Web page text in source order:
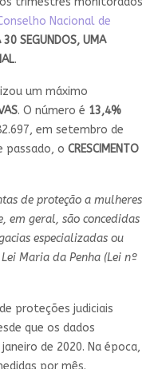
Nacional de
30 SEGUNDOS, UMA
.
um máximo
. O número é 13,4%
em setembro de
passado, o CRESCIMENTO
de proteção a mulheres
em geral, são concedidas
especializadas ou
Maria da Penha (Lei nº
proteções judiciais
que os dados
de 2020. Na época,
por mês.